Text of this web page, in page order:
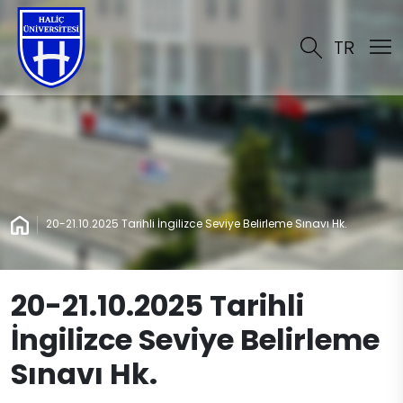
TR
20-21.10.2025 Tarihli İngilizce Seviye Belirleme Sınavı Hk.
20-21.10.2025 Tarihli
İngilizce Seviye Belirleme
Sınavı Hk.